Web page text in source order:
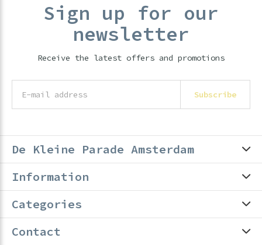
Sign up for our
newsletter
Receive the latest offers and promotions
Subscribe
De Kleine Parade Amsterdam
Information
Categories
Contact